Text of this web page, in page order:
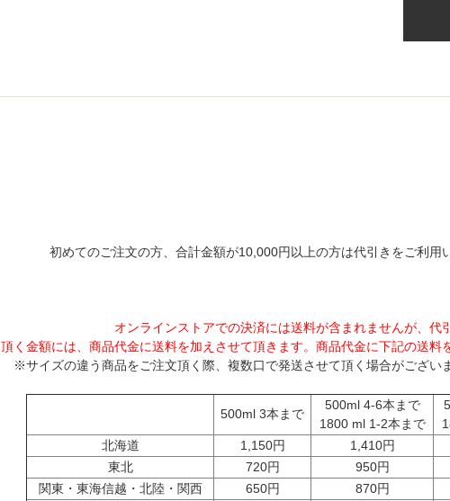
初めてのご注文の方、合計金額が10,000円以上の方は代引きをご利用
オンラインストアでの決済には送料が含まれませんが、代
頂く金額には、商品代金に送料を加えさせて頂きます。商品代金に下記の送料
※サイズの違う商品をご注文頂く際、複数口で発送させて頂く場合がござい
500ml 3本まで
500ml 4-6本まで
1800 ml 1-2本まで
北海道 1,150円 1,410円
東北
720円 950円
関東・東海信越・北陸・関西
650円 870円